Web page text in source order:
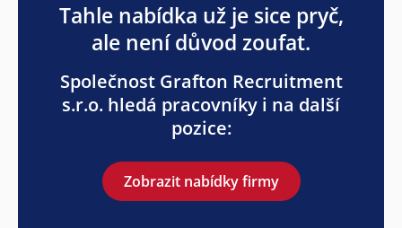
Tahle nabídka už je sice pryč,
ale není důvod zoufat.
Společnost Grafton Recruitment
s.r.o. hledá pracovníky i na další
pozice:
Zobrazit nabídky firmy